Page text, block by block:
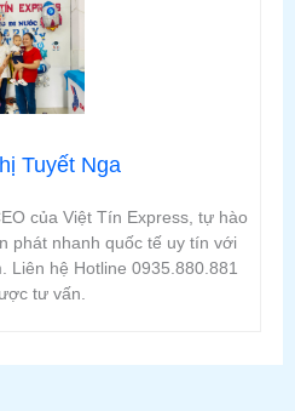
Tuyết Nga
của Việt Tín Express, tự hào
phát nhanh quốc tế uy tín với
Liên hệ Hotline 0935.880.881
tư vấn.